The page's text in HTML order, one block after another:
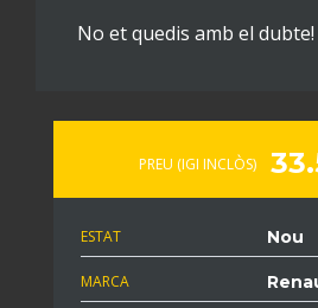
No et quedis amb el dubte!
PREU (IGI INCLÒS)
ESTAT Nou
MARCA